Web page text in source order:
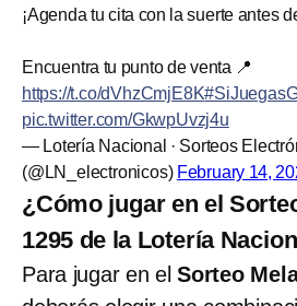
¡Agenda tu cita con la suerte antes
Encuentra tu punto de venta 📍
https://t.co/dVhzCmjE8K
pic.twitter.com/GkwpUvzj4u
— Lotería Nacional · Sorteos
(@LN_electronicos) February 14,
¿Cómo jugar en el
1295 de la Lotería
Para jugar en el Sorteo